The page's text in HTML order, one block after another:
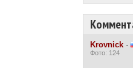
Krovnick ·
Фото: 124